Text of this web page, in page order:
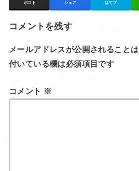
ポスト シェア はてブ
コメントを残す
メールアドレスが公開されることは
付いている欄は必須項目です
コメント ※